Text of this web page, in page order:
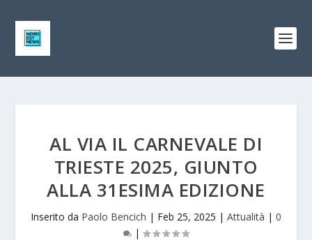
AL VIA IL CARNEVALE DI
TRIESTE 2025, GIUNTO
ALLA 31ESIMA EDIZIONE
Inserito da Paolo Bencich | Feb 25, 2025 | Attualità | 0
|